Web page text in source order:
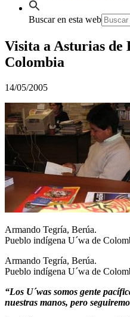
Buscar en esta web
Visita a Asturias de
Colombia
14/05/2005
Armando Tegría, Berúa.
Pueblo indígena U´wa de
Armando Tegría, Berúa.
Pueblo indígena U´wa de
“Los U´was somos gente
nuestras manos, pero